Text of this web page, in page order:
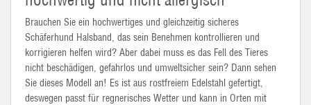
Brauchen Sie ein hochwertiges und gleichzeitig sicheres
Schäferhund Halsband, das sein Benehmen kontrollieren und
korrigieren helfen wird? Aber dabei muss es das Fell des Tieres
nicht beschädigen, gefahrlos und umweltsicher sein? Dann sehen
Sie dieses Modell an! Es ist aus rostfreiem Edelstahl gefertigt,
deswegen passt für regnerisches Wetter und kann in Orten mit